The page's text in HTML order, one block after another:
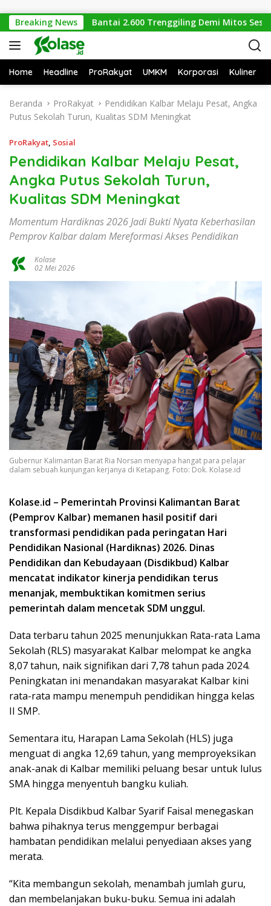
Breaking News
Nyata Bantai 2.600 Trenggiling Demi Mitos Sesat,
Home Headline ProRakyat UMKM Korporasi Kuliner
Beranda ProRakyat
Pendidikan Kalbar Melaju Pesat, Angka
Putus Sekolah Turun, Kualitas SDM Meningkat
ProRakyat, Sosial
Pendidikan Kalbar Melaju Pesat,
Angka Putus Sekolah Turun,
Kualitas SDM Meningkat
Momentum Hardiknas 2026 Jadi Bukti Nyata Keberhasilan
Pemprov Kalbar dalam Mereformasi Akses Pendidikan
Kolase
02 Mei 2026
Gubernur Kalimantan Barat Ria Norsan menyapa hangat para pelajar
dalam sebuah kunjungan kerjanya di Ketapang. Foto: Dok. Kolase.id
Kolase.id – Pemerintah Provinsi Kalimantan Barat
(Pemprov Kalbar) memanen hasil positif dari
transformasi pendidikan pada peringatan Hari
Pendidikan Nasional (Hardiknas) 2026. Dinas
Pendidikan dan Kebudayaan (Disdikbud) Kalbar
mencatat indikator kinerja pendidikan terus
menanjak, membuktikan komitmen serius
pemerintah dalam mencetak SDM unggul.
Data terbaru tahun 2025 menunjukkan Rata-rata Lama
Sekolah (RLS) masyarakat Kalbar melompat ke angka
8,07 tahun, naik signifikan dari 7,78 tahun pada 2024.
Peningkatan ini menandakan masyarakat Kalbar kini
rata-rata mampu menempuh pendidikan hingga kelas
II SMP.
Sementara itu, Harapan Lama Sekolah (HLS) juga
menguat di angka 12,69 tahun, yang memproyeksikan
anak-anak di Kalbar memiliki peluang besar untuk lulus
SMA hingga menyentuh bangku kuliah.
Plt. Kepala Disdikbud Kalbar Syarif Faisal menegaskan
bahwa pihaknya terus menggempur berbagai
hambatan pendidikan melalui penyediaan akses yang
merata.
“Kita membangun sekolah, menambah jumlah guru,
dan membelanjakan buku-buku. Semua ini adalah